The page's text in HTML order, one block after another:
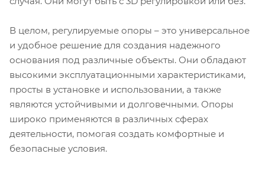
В целом, регулируемые опоры – это универсальное
и удобное решение для создания надежного
основания под различные объекты. Они обладают
высокими эксплуатационными характеристиками,
просты в установке и использовании, а также
являются устойчивыми и долговечными. Опоры
широко применяются в различных сферах
деятельности, помогая создать комфортные и
безопасные условия.